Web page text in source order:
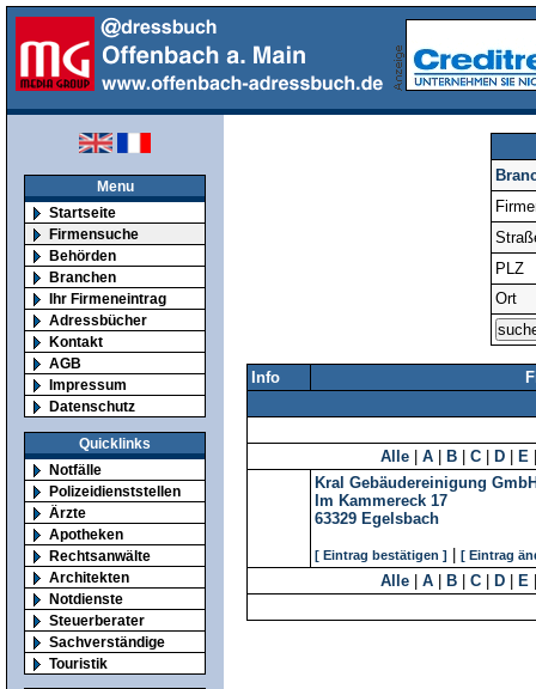
Menu
Startseite
Firmensuche
Behörden
Branchen
Ihr Firmeneintrag
Adressbücher
Kontakt
AGB
Impressum
Datenschutz
Quicklinks
Notfälle
Polizeidienststellen
Ärzte
Apotheken
Rechtsanwälte
Architekten
Notdienste
Steuerberater
Sachverständige
Touristik
PLZ
Ort
Info
Alle A B C D E
Kral Gebäudereinigung
Im Kammereck 17
63329 Egelsbach
[ Eintrag bestätigen ] [ Eintrag
Alle A B C D E